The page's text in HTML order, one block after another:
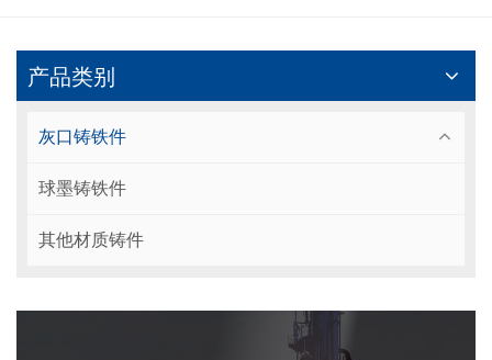
产品类别
灰口铸铁件
球墨铸铁件
其他材质铸件